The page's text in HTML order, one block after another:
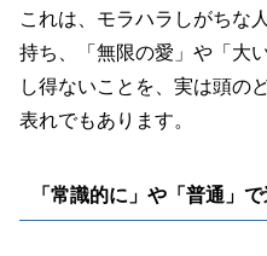
これは、モラハラしがちな
持ち、「無限の愛」や「大
し得ないことを、実は頭の
表れでもあります。
「常識的に」や「普通」